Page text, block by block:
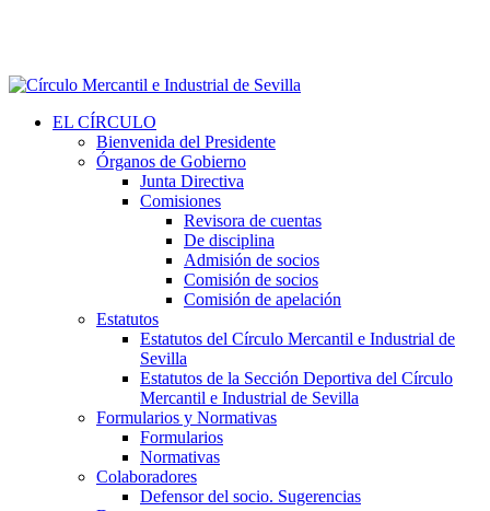
EL CÍRCULO
Bienvenida del Presidente
Órganos de Gobierno
Junta Directiva
Comisiones
Revisora de cuentas
De disciplina
Admisión de socios
Comisión de socios
Comisión de apelación
Estatutos
Estatutos del Círculo Mercantil e Industrial de
Sevilla
Estatutos de la Sección Deportiva del Círculo
Mercantil e Industrial de Sevilla
Formularios y Normativas
Formularios
Normativas
Colaboradores
Defensor del socio. Sugerencias